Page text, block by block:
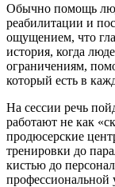
Обычно помощь
реабилитации и
ощущением, что
история, когда
ограничениям,
который есть в
На сессии речь
работают не как
продюсерские
тренировки до
кистью до
профессиональной